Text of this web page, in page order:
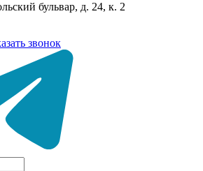
бульвар, д. 24, к. 2
звонок